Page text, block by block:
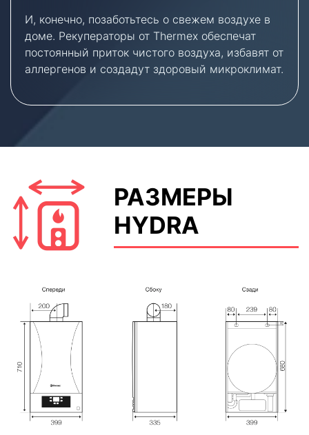
И, конечно, позаботьтесь о свежем воздухе в
доме. Рекуператоры от Thermex обеспечат
постоянный приток чистого воздуха, избавят от
аллергенов и создадут здоровый микроклимат.
РАЗМЕРЫ
HYDRA